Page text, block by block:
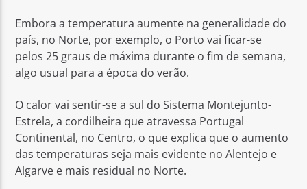
Embora a temperatura aumente na generalidade do
país, no Norte, por exemplo, o Porto vai ficar-se
pelos 25 graus de máxima durante o fim de semana,
algo usual para a época do verão.
O calor vai sentir-se a sul do Sistema Montejunto-
Estrela, a cordilheira que atravessa Portugal
Continental, no Centro, o que explica que o aumento
das temperaturas seja mais evidente no Alentejo e
Algarve e mais residual no Norte.